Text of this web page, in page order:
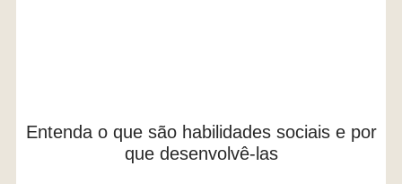
Entenda o que são habilidades sociais e por
que desenvolvê-las